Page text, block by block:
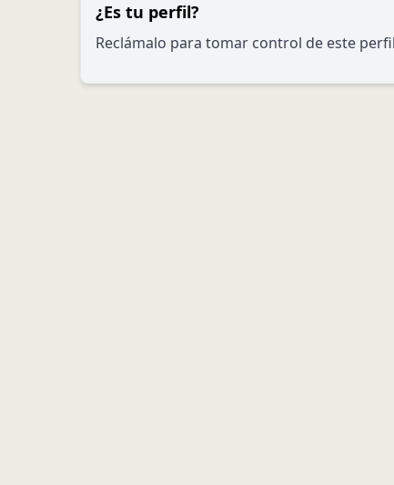
¿Es tu perfil?
Reclámalo para tomar control de este